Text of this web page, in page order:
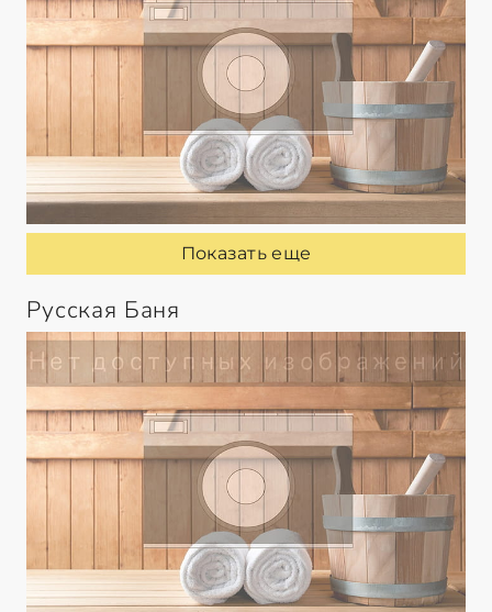
Показать еще
Русская Баня